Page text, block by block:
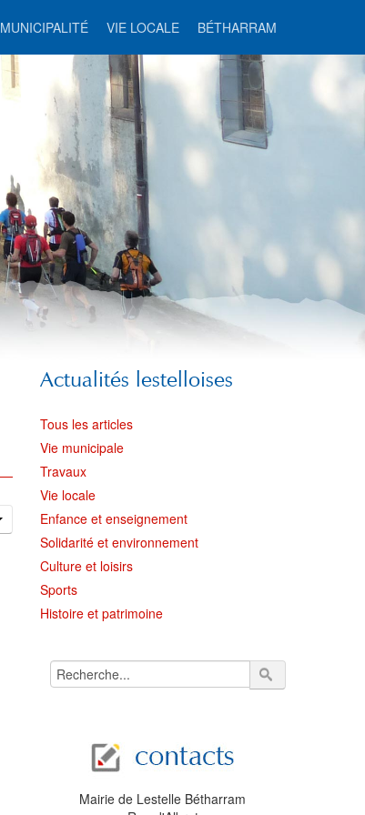
MUNICIPALITÉ VIE LOCALE BÉTHARRAM
Actualités lestelloises
Tous les articles
Vie municipale
Travaux
Vie locale
Enfance et enseignement
Solidarité et environnement
Culture et loisirs
Sports
Histoire et patrimoine
Mairie de Lestelle Bétharram